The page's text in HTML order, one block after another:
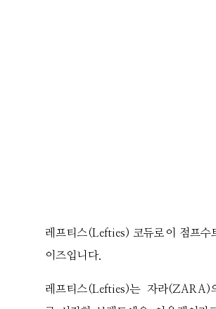
레프티스(Lefties) 코듀로이 점프수
이즈입니다.
레프티스(Lefties)는 자라(ZARA)